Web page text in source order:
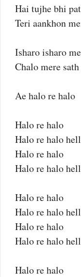
Hai tujhe bhi
Teri aankhon
Isharo isharo
Chalo mere
Ae halo re halo
Halo re halo
Halo re halo
Halo re halo
Halo re halo
Halo re halo
Halo re halo
Halo re halo
Halo re halo
Halo re halo